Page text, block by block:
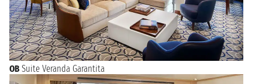
OB Suite Veranda Garantita